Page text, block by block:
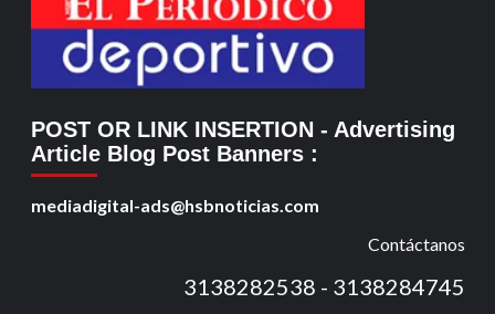
POST OR LINK INSERTION - Advertising
Article Blog Post Banners :
mediadigital-ads@hsbnoticias.com
Contáctanos
3138282538 - 3138284745